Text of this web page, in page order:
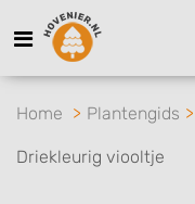
Home Plantengids
Driekleurig viooltje